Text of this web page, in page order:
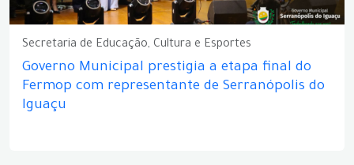
Secretaria de Educação, Cultura e Esportes
Governo Municipal prestigia a etapa final do
Fermop com representante de Serranópolis do
Iguaçu